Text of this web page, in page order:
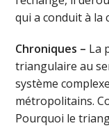
qui a conduit à la
Chroniques – La
triangulaire au
système
métropolitains.
Pourquoi le